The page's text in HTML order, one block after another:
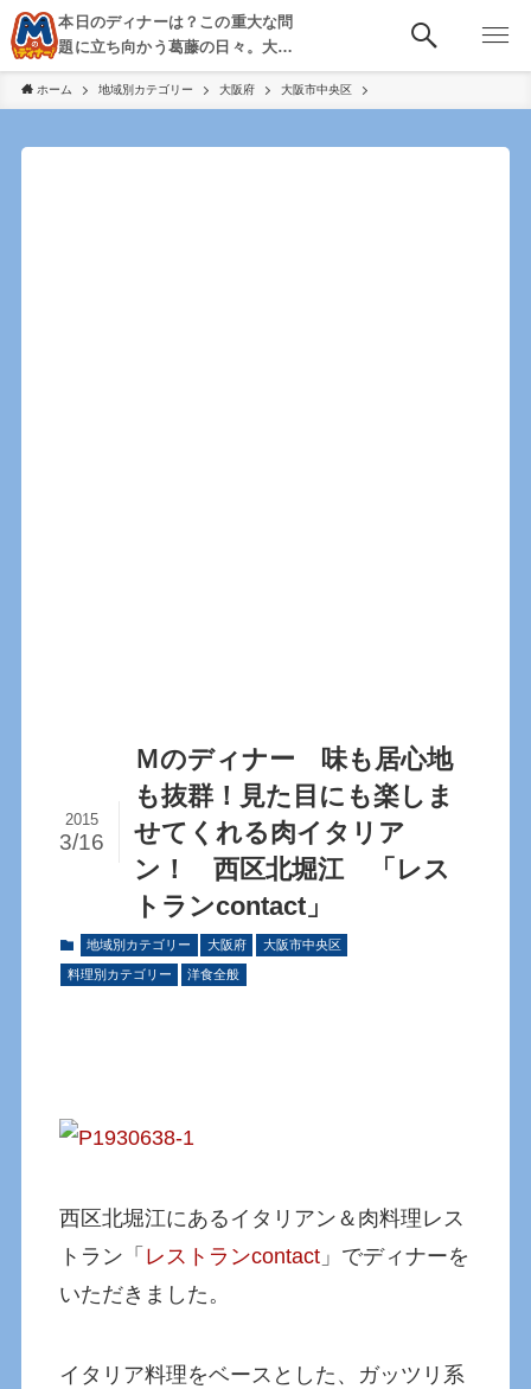
本日のディナーは？この重大な問
題に立ち向かう葛藤の日々。大
阪・京都・神戸を中心とした食べ
歩き、飲み歩きを綴る。
ホーム 地域別カテゴリー 大阪府 大阪市中央区
Ｍのディナー 味も居心地
も抜群！見た目にも楽しま
せてくれる肉イタリア
ン！ 西区北堀江 「レス
トランcontact」
2015
3/16
地域別カテゴリー 大阪府 大阪市中央区
料理別カテゴリー 洋食全般
西区北堀江にあるイタリアン＆肉料理レス
トラン「 レストランcontact 」でディナーを
いただきました。
イタリア料理をベースとした、ガッツリ系